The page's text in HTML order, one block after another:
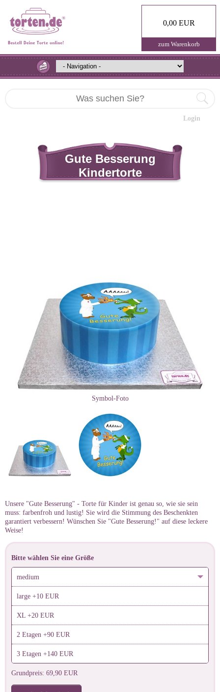
0,00 EUR
zum Warenkorb
Login
Gute Besserung
Kindertorte
Symbol-Foto
Unsere "Gute Besserung" - Torte für Kinder ist genau so, wie sie sein
muss: farbenfroh und lustig! Sie wird die Stimmung des Beschenkten
garantiert verbessern! Wünschen Sie "Gute Besserung!" auf diese leckere
Weise!
Bitte wählen Sie eine Größe
medium
large +10 EUR
XL +20 EUR
2 Etagen +90 EUR
3 Etagen +140 EUR
Grundpreis: 69,90 EUR